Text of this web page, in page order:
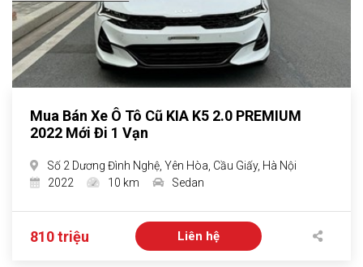
Mua Bán Xe Ô Tô Cũ KIA K5 2.0 PREMIUM
2022 Mới Đi 1 Vạn
Số 2 Dương Đình Nghệ, Yên Hòa, Cầu Giấy, Hà Nội
2022
10 km Sedan
810 triệu Liên hệ